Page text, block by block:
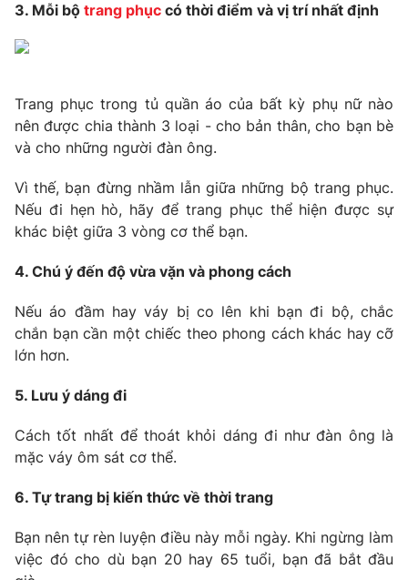
Thị trường
Tư vấn
Lịch phát sóng
Emagazine Podcast
Video Shorts video
VTV Money VTV Thể thao
VTV Sức khoẻ Bất động sản
VTV4 Vươn mình bằng AI
VTV9 VTV8
Liên hệ tòa soạn English
3. Mỗi bộ trang phục có thời điểm và vị trí nhất định
Trang phục trong tủ quần áo của bất kỳ phụ nữ nào
nên được chia thành 3 loại - cho bản thân, cho bạn bè
và cho những người đàn ông.
Vì thế, bạn đừng nhầm lẫn giữa những bộ trang phục.
Nếu đi hẹn hò, hãy để trang phục thể hiện được sự
khác biệt giữa 3 vòng cơ thể bạn.
4. Chú ý đến độ vừa vặn và phong cách
Nếu áo đầm hay váy bị co lên khi bạn đi bộ, chắc
chắn bạn cần một chiếc theo phong cách khác hay cỡ
lớn hơn.
5. Lưu ý dáng đi
Cách tốt nhất để thoát khỏi dáng đi như đàn ông là
mặc váy ôm sát cơ thể.
6. Tự trang bị kiến thức về thời trang
Bạn nên tự rèn luyện điều này mỗi ngày. Khi ngừng làm
việc đó cho dù bạn 20 hay 65 tuổi, bạn đã bắt đầu